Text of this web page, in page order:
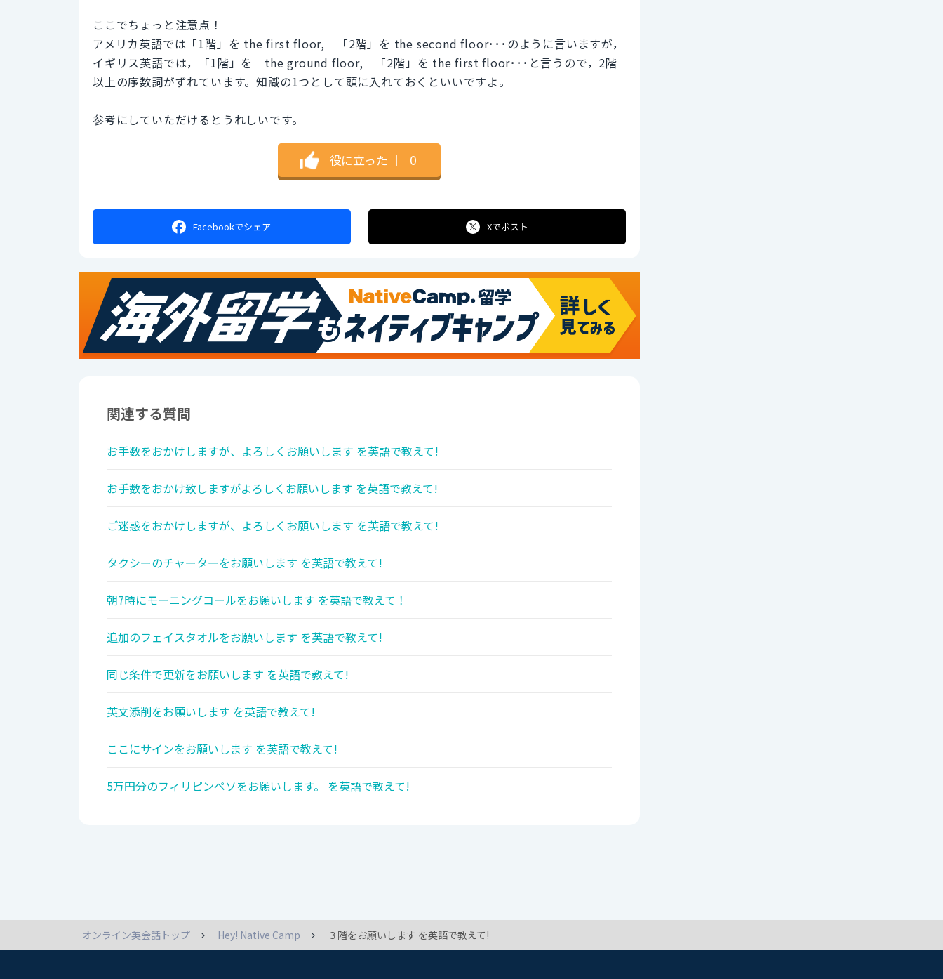
ここでちょっと注意点！
アメリカ英語では「1階」を the first floor, 「2階」を the second floor･･･のように言いますが，
イギリス英語では，「1階」を the ground floor, 「2階」を the first floor･･･と言うので，2階
以上の序数詞がずれています。知識の1つとして頭に入れておくといいですよ。
参考にしていただけるとうれしいです。
役に立った ｜ 0
Facebookでシェア Xでポスト
関連する質問
お手数をおかけしますが、よろしくお願いします を英語で教えて!
お手数をおかけ致しますがよろしくお願いします を英語で教えて!
ご迷惑をおかけしますが、よろしくお願いします を英語で教えて!
タクシーのチャーターをお願いします を英語で教えて!
朝7時にモーニングコールをお願いします を英語で教えて！
追加のフェイスタオルをお願いします を英語で教えて!
同じ条件で更新をお願いします を英語で教えて!
英文添削をお願いします を英語で教えて!
ここにサインをお願いします を英語で教えて!
5万円分のフィリピンペソをお願いします。 を英語で教えて!
オンライン英会話トップ Hey! Native Camp ３階をお願いします を英語で教えて!